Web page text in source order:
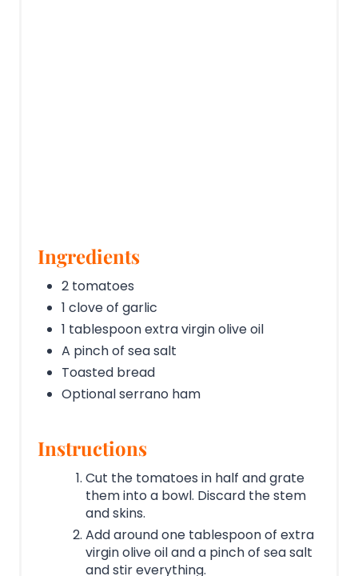
Ingredients
2 tomatoes
1 clove of garlic
1 tablespoon extra virgin olive oil
A pinch of sea salt
Toasted bread
Optional serrano ham
Instructions
Cut the tomatoes in half and grate
them into a bowl. Discard the stem
and skins.
Add around one tablespoon of extra
virgin olive oil and a pinch of sea salt
and stir everything.